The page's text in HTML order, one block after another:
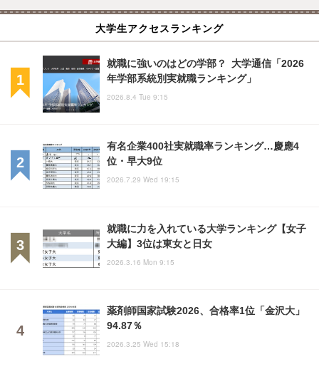
大学生アクセスランキング
就職に強いのはどの学部？ 大学通信「2026
年学部系統別実就職ランキング」
2026.8.4 Tue 9:15
有名企業400社実就職率ランキング…慶應4
位・早大9位
2026.7.29 Wed 19:15
就職に力を入れている大学ランキング【女子
大編】3位は東女と日女
2026.3.16 Mon 9:15
薬剤師国家試験2026、合格率1位「金沢大」
94.87％
2026.3.25 Wed 15:18